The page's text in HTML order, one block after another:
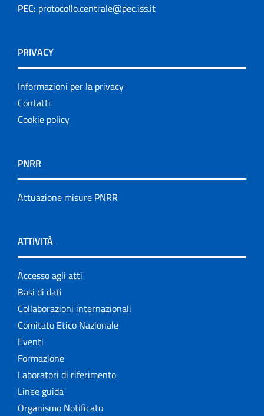
PEC: protocollo.centrale@pec.iss.it
PRIVACY
Informazioni per la privacy
Contatti
Cookie policy
PNRR
Attuazione misure PNRR
ATTIVITÀ
Accesso agli atti
Basi di dati
Collaborazioni internazionali
Comitato Etico Nazionale
Eventi
Formazione
Laboratori di riferimento
Linee guida
Organismo Notificato